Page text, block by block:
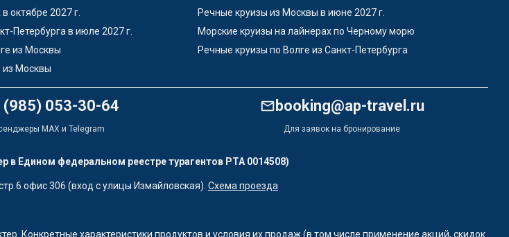
октябре 2027 г.
Речные круизы из Москвы в июне 2027 г.
Петербурга в июле 2027 г.
Морские круизы на лайнерах по Черному морю
из Москвы
Речные круизы по Волге из Санкт-Петербурга
из Москвы
(985) 053-30-64
MAX и Telegram
booking@ap-travel.ru
Для заявок на бронирование
в Едином федеральном реестре турагентов РТА 0014508)
офис 306 (вход с улицы Измайловская). Схема проезда
Конкретные характеристики продуктов и условия их продаж (в том числе применение акций, скидок